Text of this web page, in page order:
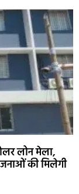
लोन मेला,
की मिलेगी